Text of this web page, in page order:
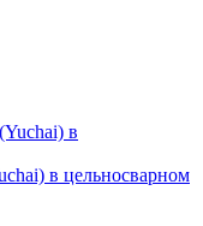
в цельносварном